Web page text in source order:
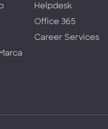
Helpdesk
Office 365
Career Services